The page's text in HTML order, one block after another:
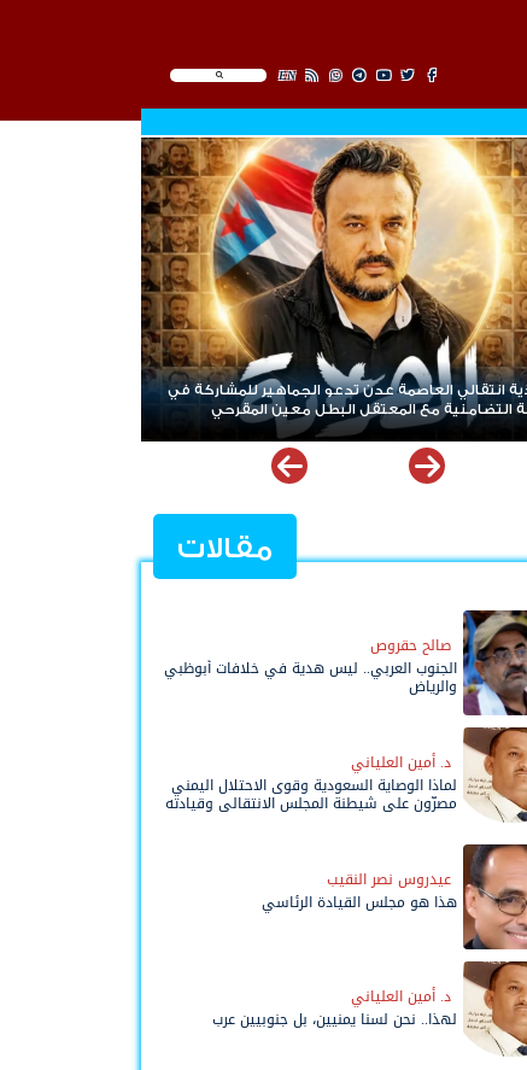
EN
المنزلي.. أزمة تتكرر بلا حلول هل تحولت معاناة
في عدن والمحافظات إلى ورقة ضغط أم نتيجة
لفشل الإدارة؟
مقالات
صالح حقروص
الجنوب العربي.. ليس هدية في خلافات أبوظبي
والرياض
د. أمين العلياني
لماذا الوصاية السعودية وقوى الاحتلال اليمني
مصرّون على شيطنة المجلس الانتقالي وقيادته
المفوضة وحواضنه الشعبية؟
عيدروس نصر النقيب
هذا هو مجلس القيادة الرئاسي
د. أمين العلياني
لهذا.. نحن لسنا يمنيين، بل جنوبيين عرب